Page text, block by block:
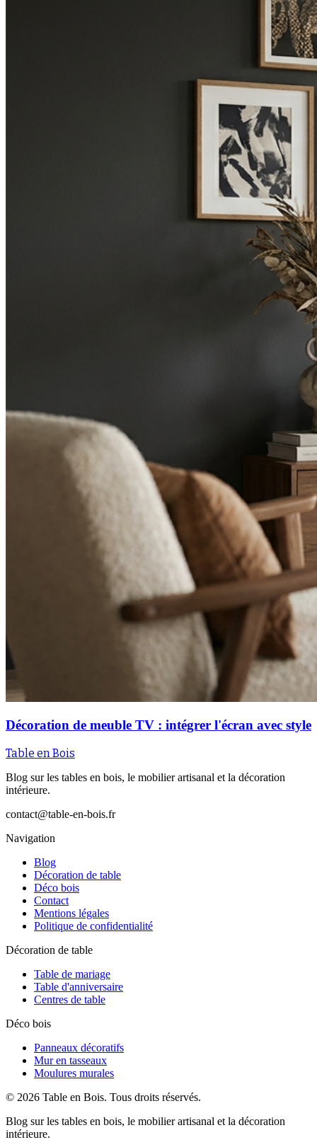
Décoration de meuble TV : intégrer l'écran avec style
Table en Bois
Blog sur les tables en bois, le mobilier artisanal et la décoration
intérieure.
contact@table-en-bois.fr
Navigation
Blog
Décoration de table
Déco bois
Contact
Mentions légales
Politique de confidentialité
Décoration de table
Table de mariage
Table d'anniversaire
Centres de table
Déco bois
Panneaux décoratifs
Mur en tasseaux
Moulures murales
© 2026 Table en Bois. Tous droits réservés.
Blog sur les tables en bois, le mobilier artisanal et la décoration
intérieure.